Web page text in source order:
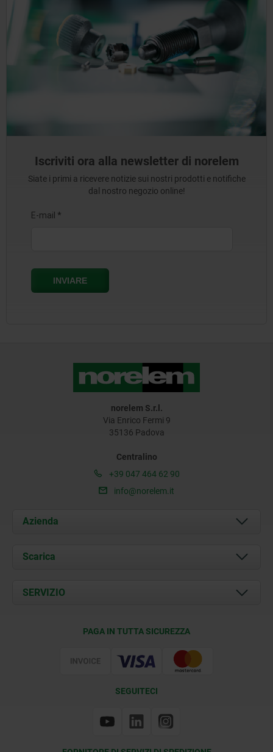
Iscriviti ora alla newsletter di norelem
Siate i primi a ricevere notizie sui nostri prodotti e notifiche
dal nostro negozio online!
norelem S.r.l.
Via Enrico Fermi 9
35136 Padova
Centralino
+39 047 464 62 90
info@norelem.it
Azienda
Chi siamo
Contatti
Scarica
Documents
SERVIZIO
PAGA IN TUTTA SICUREZZA
SEGUITECI